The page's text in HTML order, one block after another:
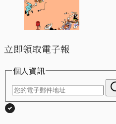
立即領取電子報
個人資訊